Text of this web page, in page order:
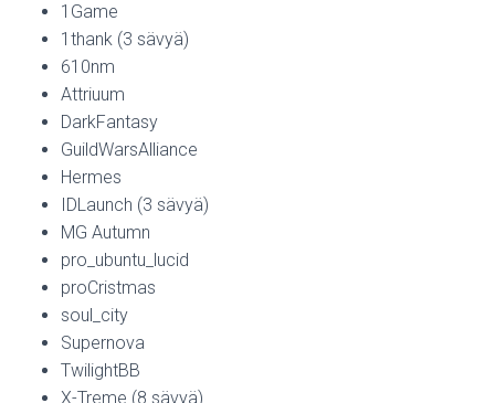
1Game
1thank (3 sävyä)
610nm
Attriuum
DarkFantasy
GuildWarsAlliance
Hermes
IDLaunch (3 sävyä)
MG Autumn
pro_ubuntu_lucid
proCristmas
soul_city
Supernova
TwilightBB
X-Treme (8 sävyä)